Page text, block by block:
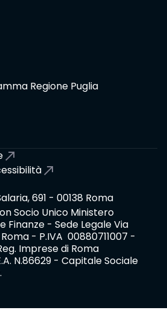
Regione Puglia
691 - 00138 Roma
Socio Unico Ministero
Finanze - Sede Legale Via
- P.IVA 00880711007 -
Imprese di Roma
N.86629 - Capitale Sociale